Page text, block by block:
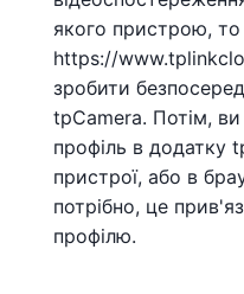
якого пристрою, то
https://
зробити
tpCamera. Потім,
профіль в додатку
пристрої, або в
потрібно, це
профілю.